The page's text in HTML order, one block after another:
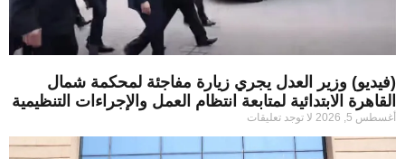
(فيديو) وزير العدل يجري زيارة مفاجئة لمحكمة شمال
القاهرة الابتدائية لمتابعة انتظام العمل والإجراءات التنظيمية
أغسطس 5, 2026 لا توجد تعليقات